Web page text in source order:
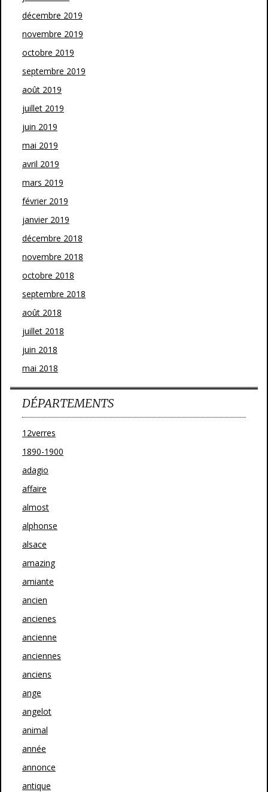
décembre 2019
novembre 2019
octobre 2019
septembre 2019
août 2019
juillet 2019
juin 2019
mai 2019
avril 2019
mars 2019
février 2019
janvier 2019
décembre 2018
novembre 2018
octobre 2018
septembre 2018
août 2018
juillet 2018
juin 2018
mai 2018
DÉPARTEMENTS
12verres
1890-1900
adagio
affaire
almost
alphonse
alsace
amazing
amiante
ancien
ancienes
ancienne
anciennes
anciens
ange
angelot
animal
année
annonce
antique